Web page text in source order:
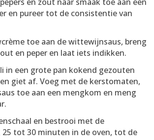
en pureer tot de consistentie van
toe aan de wittewijnsaus, breng
en peper en laat iets indikken.
in een grote pan kokend gezouten
giet af. Voeg met de kerstomaten,
toe aan een mengkom en meng
en bestrooi met de
25 tot 30 minuten in de oven, tot de